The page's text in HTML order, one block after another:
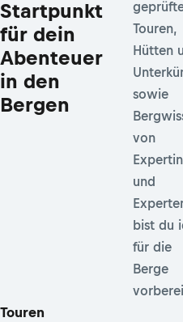
Startpunkt
für dein
Abenteuer
in den
Bergen
Touren,
Hütten
sowie
von
und
bist du
für die
Berge
Touren